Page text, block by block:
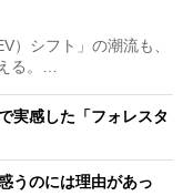
）シフト」の潮流も、
る。…
実感した「フォレスタ
うのには理由があっ